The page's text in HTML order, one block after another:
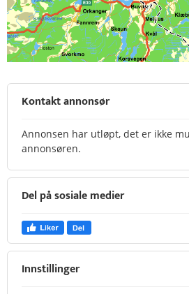
Kontakt annonsør
Annonsen har utløpt, det er ikke
annonsøren.
Del på sosiale medier
Innstillinger